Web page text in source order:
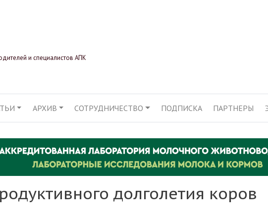
и специалистов АПК
АРХИВ СОТРУДНИЧЕСТВО ПОДПИСКА ПАРТНЕРЫ
долголетия коров